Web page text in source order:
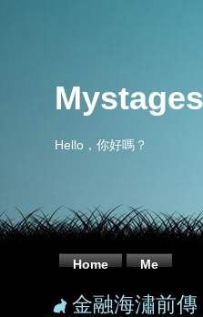
Mystages
Hello，你好嗎？
Home Me
金融海潚前傳